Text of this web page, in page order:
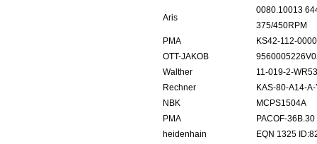
Aris
0080.10013
375/450RPM
PMA
KS42-112-
OTT-JAKOB
Walther
11-019-2-
Rechner
KAS-80-A14-
NBK
MCPS1504A
PMA
PACOF-36B.30
heidenhain
EQN 1325